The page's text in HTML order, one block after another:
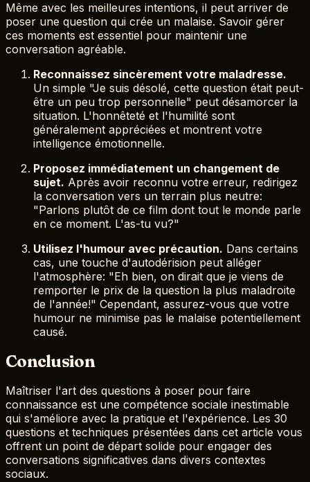
Même avec les meilleures intentions, il peut arriver de
poser une question qui crée un malaise. Savoir gérer
ces moments est essentiel pour maintenir une
conversation agréable.
Reconnaissez sincèrement votre maladresse.
Un simple "Je suis désolé, cette question était peut-
être un peu trop personnelle" peut désamorcer la
situation. L'honnêteté et l'humilité sont
généralement appréciées et montrent votre
intelligence émotionnelle.
Proposez immédiatement un changement de
sujet. Après avoir reconnu votre erreur, redirigez
la conversation vers un terrain plus neutre:
"Parlons plutôt de ce film dont tout le monde parle
en ce moment. L'as-tu vu?"
Utilisez l'humour avec précaution. Dans certains
cas, une touche d'autodérision peut alléger
l'atmosphère: "Eh bien, on dirait que je viens de
remporter le prix de la question la plus maladroite
de l'année!" Cependant, assurez-vous que votre
humour ne minimise pas le malaise potentiellement
causé.
Conclusion
Maîtriser l'art des questions à poser pour faire
connaissance est une compétence sociale inestimable
qui s'améliore avec la pratique et l'expérience. Les 30
questions et techniques présentées dans cet article vous
offrent un point de départ solide pour engager des
conversations significatives dans divers contextes
sociaux.